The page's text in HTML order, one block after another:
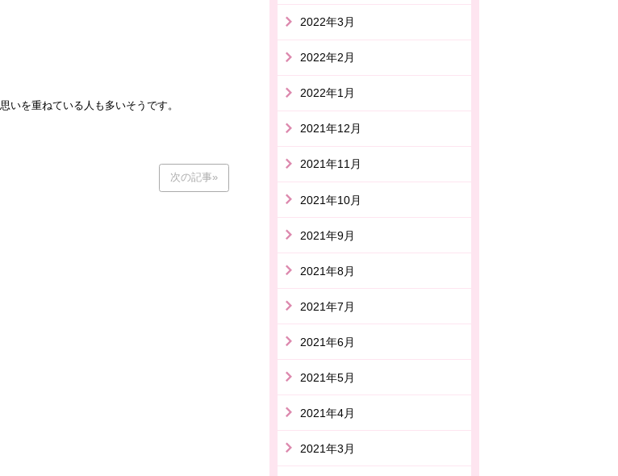
いを重ねている人も多いそうです。
次の記事»
2022年3月
2022年2月
2022年1月
2021年12月
2021年11月
2021年10月
2021年9月
2021年8月
2021年7月
2021年6月
2021年5月
2021年4月
2021年3月